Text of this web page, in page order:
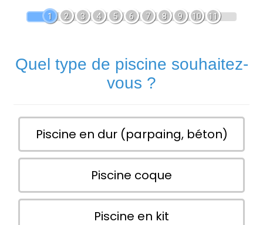
1 2 3 4 5 6 7 8 9 10 11
Quel type de piscine souhaitez-
vous ?
Piscine en dur (parpaing, béton)
Piscine coque
Piscine en kit